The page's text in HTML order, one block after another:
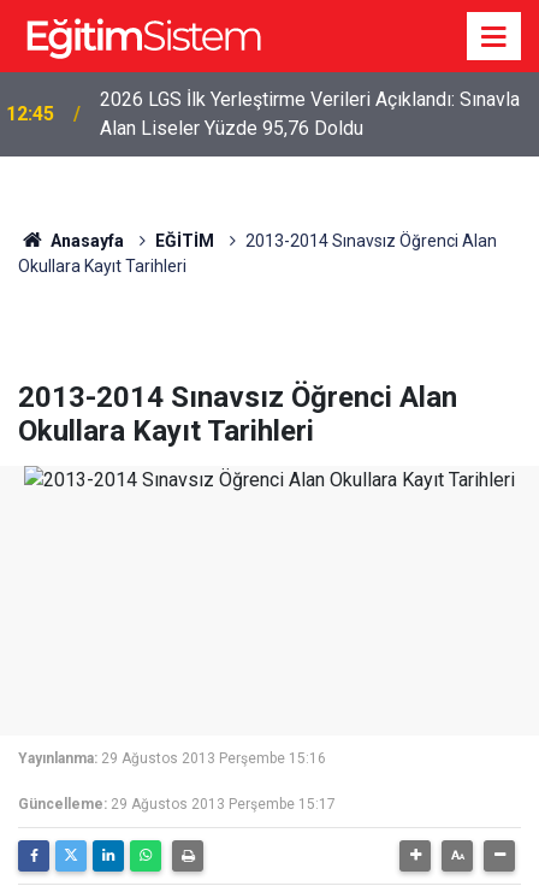
12:45
2026 LGS İlk Yerleştirme Verileri Açıklandı: Sınavla
Alan Liseler Yüzde 95,76 Doldu
Anasayfa EĞİTİM
2013-2014 Sınavsız Öğrenci Alan
Okullara Kayıt Tarihleri
2013-2014 Sınavsız Öğrenci Alan
Okullara Kayıt Tarihleri
Yayınlanma: 29 Ağustos 2013 Perşembe 15:16
Güncelleme: 29 Ağustos 2013 Perşembe 15:17